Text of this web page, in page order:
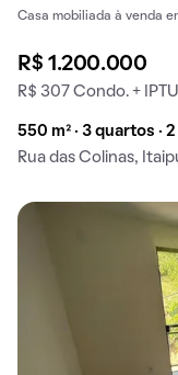
Casa mobiliada à venda
R$ 1.200.000
R$ 307 Condo. + IPTU
550 m² · 3 quartos ·
Rua das Colinas,